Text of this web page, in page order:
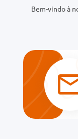
Bem-vindo à